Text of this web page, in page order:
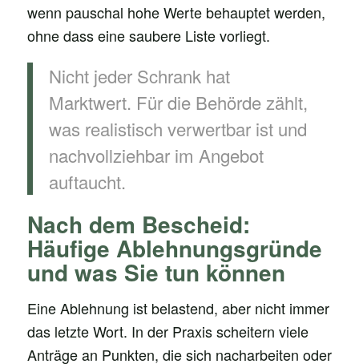
wenn pauschal hohe Werte behauptet werden,
ohne dass eine saubere Liste vorliegt.
Nicht jeder Schrank hat
Marktwert. Für die Behörde zählt,
was realistisch verwertbar ist und
nachvollziehbar im Angebot
auftaucht.
Nach dem Bescheid:
Häufige Ablehnungsgründe
und was Sie tun können
Eine Ablehnung ist belastend, aber nicht immer
das letzte Wort. In der Praxis scheitern viele
Anträge an Punkten, die sich nacharbeiten oder